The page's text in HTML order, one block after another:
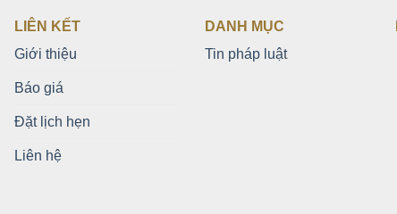
LIÊN KẾT
Giới thiệu
Báo giá
Đặt lịch hẹn
Liên hệ
DANH MỤC
Tin pháp luật